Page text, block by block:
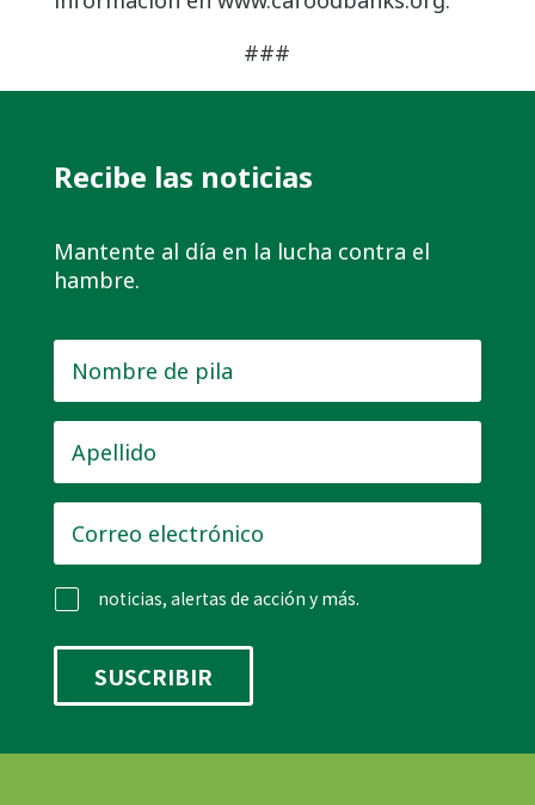
###
Recibe las noticias
Mantente al día en la lucha contra el
hambre.
de
pila *
electrónico *
noticias, alertas de acción y más.